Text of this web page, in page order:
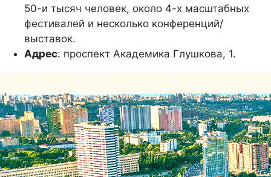
50-и тысяч человек, около 4-х масштабных
фестивалей и несколько конференций/
выставок.
Адрес: проспект Академика Глушкова, 1.